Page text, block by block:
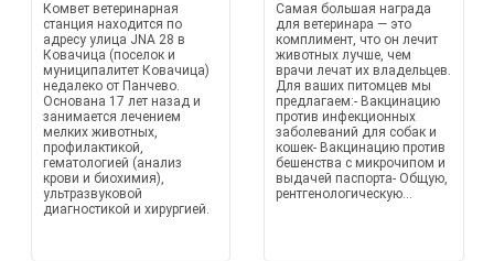
Комвет ветеринарная
станция находится по
адресу улица JNA 28 в
Ковачица (поселок и
муниципалитет Ковачица)
недалеко от Панчево.
Основана 17 лет назад и
занимается лечением
мелких животных,
профилактикой,
гематологией (анализ
крови и биохимия),
ультразвуковой
диагностикой и хирургией.
Самая большая награда
для ветеринара — это
комплимент, что он лечит
животных лучше, чем
врачи лечат их владельцев.
Для ваших питомцев мы
предлагаем:- Вакцинацию
против инфекционных
заболеваний для собак и
кошек- Вакцинацию против
бешенства с микрочипом и
выдачей паспорта- Общую,
рентгенологическую...